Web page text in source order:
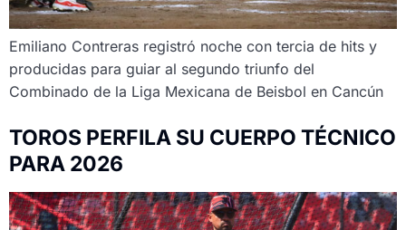
Emiliano Contreras registró noche con tercia de hits y
producidas para guiar al segundo triunfo del
Combinado de la Liga Mexicana de Beisbol en Cancún
TOROS PERFILA SU CUERPO TÉCNICO
PARA 2026